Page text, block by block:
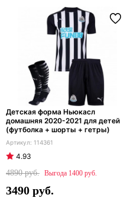
Детская форма Ньюкасл
домашняя 2020-2021 для детей
(футболка + шорты + гетры)
114361
4.93
4890
1400
3490